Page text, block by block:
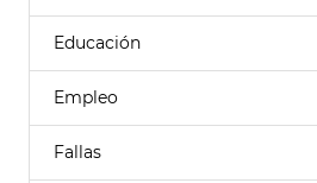
Educación
Empleo
Fallas